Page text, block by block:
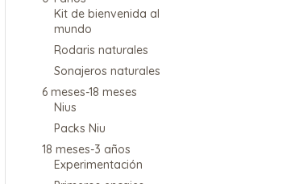
Kit de bienvenida al
mundo
Rodaris naturales
Sonajeros naturales
6 meses-18 meses
Nius
Packs Niu
18 meses-3 años
Experimentación